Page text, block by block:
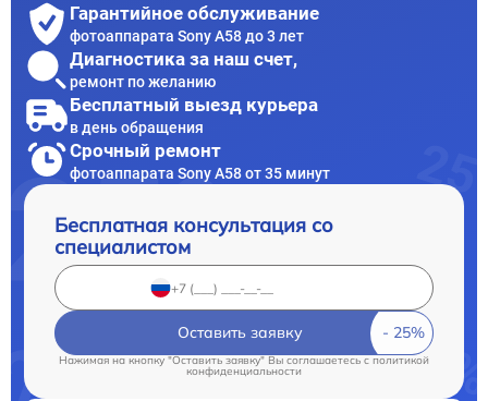
Гарантийное обслуживание
фотоаппарата Sony A58 до 3 лет
Диагностика за наш счет,
ремонт по желанию
Бесплатный выезд курьера
в день обращения
Срочный ремонт
фотоаппарата Sony A58 от 35 минут
Бесплатная консультация со
специалистом
Оставить заявку
Нажимая на кнопку "Оставить заявку" Вы соглашаетесь c политикой
конфиденциальности